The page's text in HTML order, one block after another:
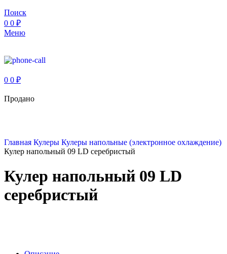
Поиск
0 0 ₽
Меню
0 0 ₽
Продано
Главная Кулеры Кулеры напольные (электронное охлаждение)
Кулер напольный 09 LD серебристый
Кулер напольный 09 LD
серебристый